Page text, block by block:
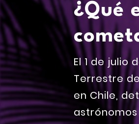
¿Qué
El 1 de julio
Terrestre
en Chile,